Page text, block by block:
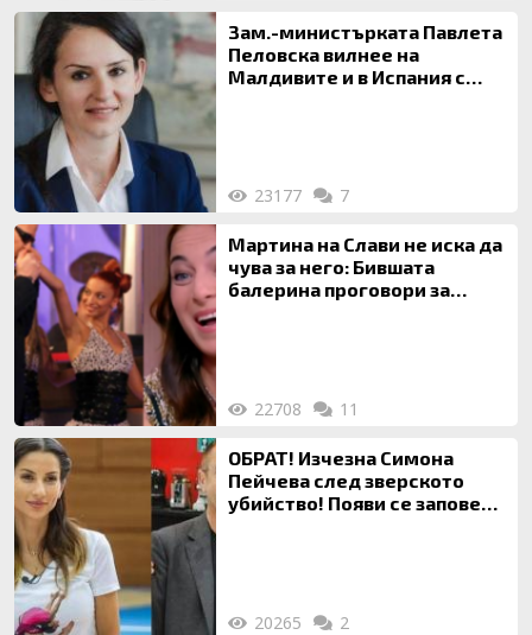
Зам.-министърката Павлета
Пеловска вилнее на
Малдивите и в Испания с
23177 7
Мартина на Слави не иска да
чува за него: Бившата
балерина проговори за
22708 11
ОБРАТ! Изчезна Симона
Пейчева след зверското
убийство! Появи се заповед
20265 2